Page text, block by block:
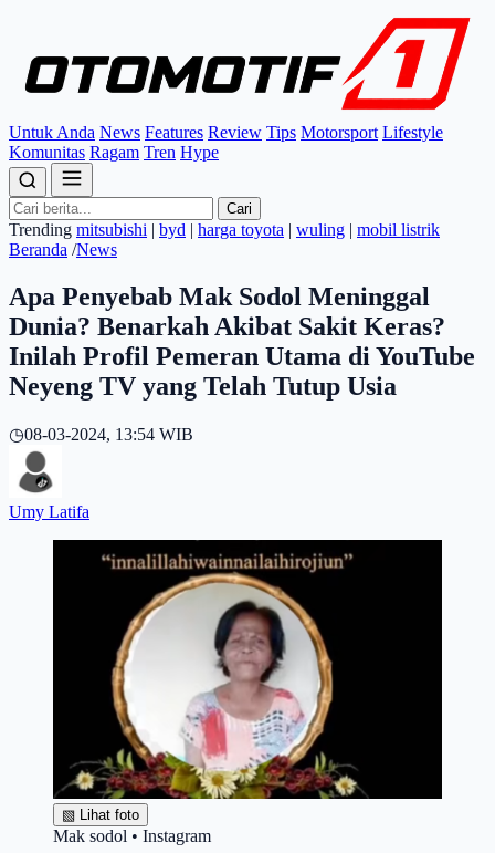
Untuk Anda News Features Review Tips Motorsport Lifestyle
Komunitas Ragam Tren Hype
Cari
Trending mitsubishi | byd | harga toyota | wuling | mobil listrik
Beranda /News
Apa Penyebab Mak Sodol Meninggal
Dunia? Benarkah Akibat Sakit Keras?
Inilah Profil Pemeran Utama di YouTube
Neyeng TV yang Telah Tutup Usia
◷08-03-2024, 13:54 WIB
Umy Latifa
▧ Lihat foto
Mak sodol • Instagram